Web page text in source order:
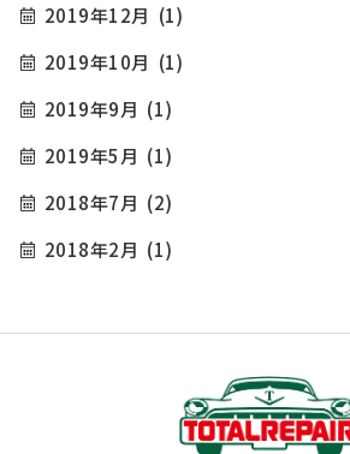
2019年12月 (1)
2019年10月 (1)
2019年9月 (1)
2019年5月 (1)
2018年7月 (2)
2018年2月 (1)